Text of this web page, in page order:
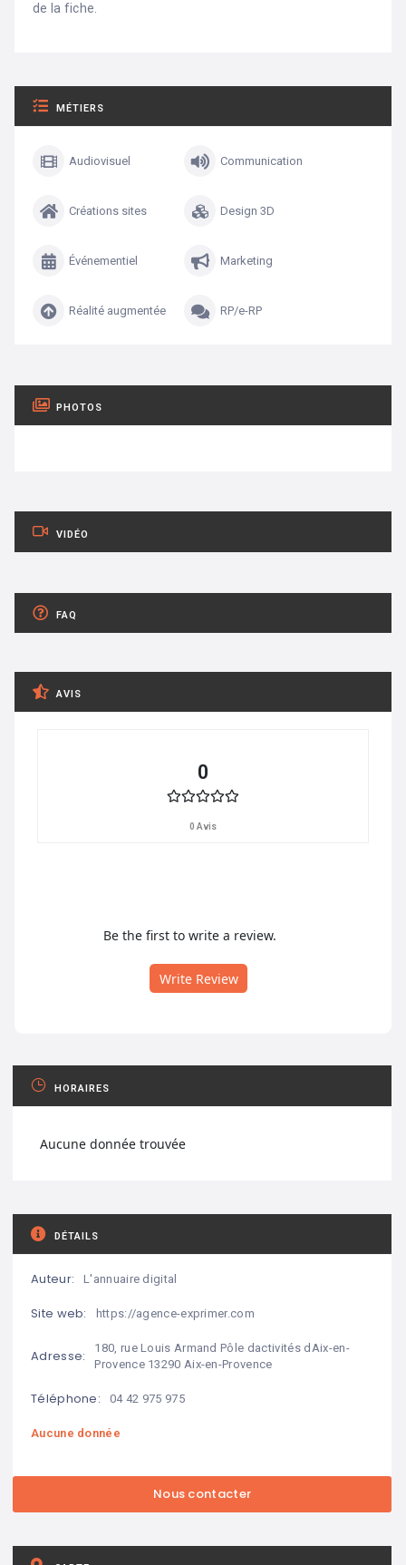
de la fiche.
MÉTIERS
Audiovisuel Communication
Créations sites Design 3D
Événementiel Marketing
Réalité augmentée RP/e-RP
PHOTOS
VIDÉO
FAQ
AVIS
0
0 Avis
Be the first to write a review.
Write Review
HORAIRES
Aucune donnée trouvée
DÉTAILS
Auteur: L'annuaire digital
Site web: https://agence-exprimer.com
Adresse:
180, rue Louis Armand Pôle dactivités dAix-en-
Provence 13290 Aix-en-Provence
Téléphone: 04 42 975 975
Aucune donnée